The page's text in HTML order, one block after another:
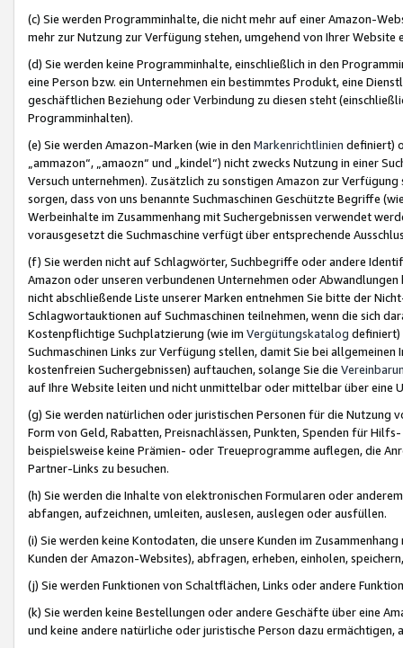
(c) Sie werden Programminhalte, die nicht mehr auf einer Amazon-
mehr zur Nutzung zur Verfügung stehen, umgehend von Ihrer
(d) Sie werden keine Programminhalte, einschließlich in den
eine Person bzw. ein Unternehmen ein bestimmtes Produkt, eine
geschäftlichen Beziehung oder Verbindung zu diesen steht
Programminhalten).
(e) Sie werden Amazon-Marken (wie in den Markenrichtlinien definiert)
„ammazon“, „amaozn“ und „kindel“) nicht zwecks Nutzung in einer
Versuch unternehmen). Zusätzlich zu sonstigen Amazon zur
sorgen, dass von uns benannte Suchmaschinen Geschützte Begriffe
Werbeinhalte im Zusammenhang mit Suchergebnissen verwendet
vorausgesetzt die Suchmaschine verfügt über entsprechende
(f) Sie werden nicht auf Schlagwörter, Suchbegriffe oder andere
Amazon oder unseren verbundenen Unternehmen oder
nicht abschließende Liste unserer Marken entnehmen Sie bitte der
Schlagwortauktionen auf Suchmaschinen teilnehmen, wenn die sich
Kostenpflichtige Suchplatzierung (wie im Vergütungskatalog definiert)
Suchmaschinen Links zur Verfügung stellen, damit Sie bei
kostenfreien Suchergebnissen) auftauchen, solange Sie die
auf Ihre Website leiten und nicht unmittelbar oder mittelbar über eine
(g) Sie werden natürlichen oder juristischen Personen für die Nutzung
Form von Geld, Rabatten, Preisnachlässen, Punkten, Spenden für
beispielsweise keine Prämien- oder Treueprogramme auflegen, die
Partner-Links zu besuchen.
(h) Sie werden die Inhalte von elektronischen Formularen oder
abfangen, aufzeichnen, umleiten, auslesen, auslegen oder ausfüllen.
(i) Sie werden keine Kontodaten, die unsere Kunden im
Kunden der Amazon-Websites), abfragen, erheben, einholen,
(j) Sie werden Funktionen von Schaltflächen, Links oder andere
(k) Sie werden keine Bestellungen oder andere Geschäfte über eine
und keine andere natürliche oder juristische Person dazu